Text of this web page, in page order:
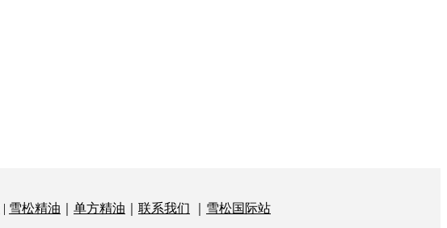
| 雪松精油 单方精油 联系我们 雪松国际站